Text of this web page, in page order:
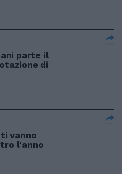
parte il
di
vanno
l'anno